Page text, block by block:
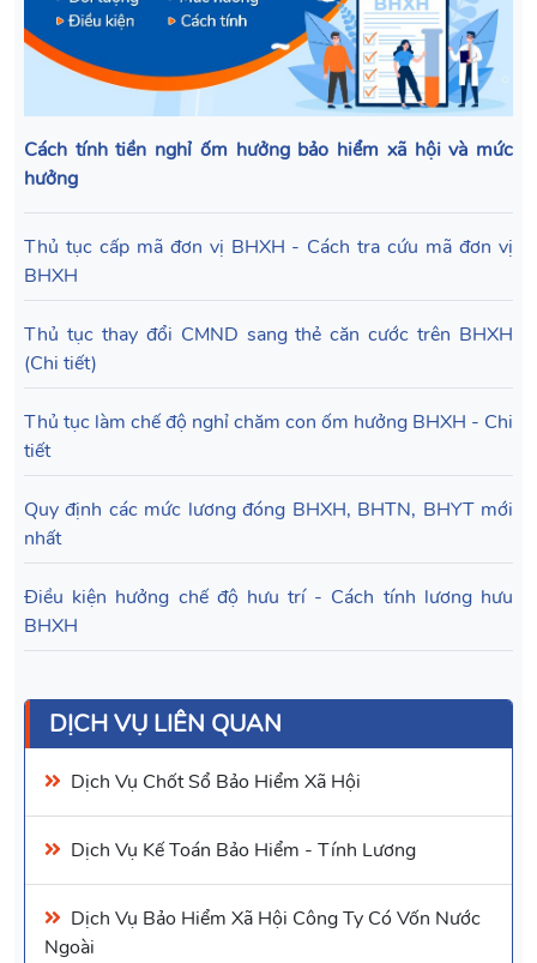
Cách tính tiền nghỉ ốm hưởng bảo hiểm xã hội và mức
hưởng
Thủ tục cấp mã đơn vị BHXH - Cách tra cứu mã đơn vị
BHXH
Thủ tục thay đổi CMND sang thẻ căn cước trên BHXH
(Chi tiết)
Thủ tục làm chế độ nghỉ chăm con ốm hưởng BHXH - Chi
tiết
Quy định các mức lương đóng BHXH, BHTN, BHYT mới
nhất
Điều kiện hưởng chế độ hưu trí - Cách tính lương hưu
BHXH
DỊCH VỤ LIÊN QUAN
Dịch Vụ Chốt Sổ Bảo Hiểm Xã Hội
Dịch Vụ Kế Toán Bảo Hiểm - Tính Lương
Dịch Vụ Bảo Hiểm Xã Hội Công Ty Có Vốn Nước
Ngoài